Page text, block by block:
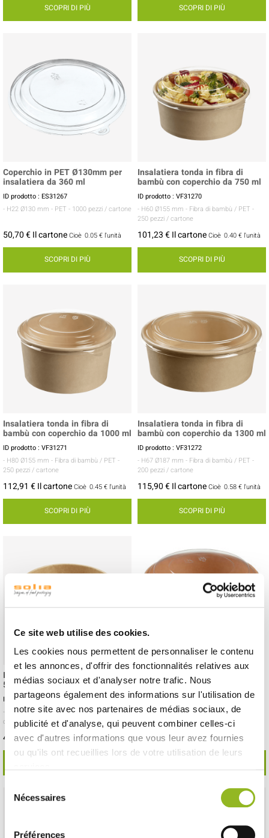
Ce site web utilise des cookies.
Les cookies nous permettent de personnaliser le contenu
et les annonces, d'offrir des fonctionnalités relatives aux
médias sociaux et d'analyser notre trafic. Nous
partageons également des informations sur l'utilisation de
notre site avec nos partenaires de médias sociaux, de
publicité et d'analyse, qui peuvent combiner celles-ci
avec d'autres informations que vous leur avez fournies
ou qu'ils ont recueillies lors de votre utilisation de leurs
Nécessaires
Préférences
SCOPRI DI PIÙ SCOPRI DI PIÙ
Coperchio in PET Ø130mm per
insalatiera da 360 ml
ID prodotto : ES31267
- H22 Ø130 mm - PET - 1000 pezzi / cartone
50,70 € Il cartoneCioè 0.05 € l'unità
SCOPRI DI PIÙ
Insalatiera tonda in fibra di
bambù con coperchio da 750 ml
ID prodotto : VF31270
- H60 Ø155 mm - Fibra di bambù / PET -
250 pezzi / cartone
101,23 € Il cartoneCioè 0.40 € l'unità
SCOPRI DI PIÙ
Insalatiera tonda in fibra di
bambù con coperchio da 1000 ml
ID prodotto : VF31271
- H80 Ø155 mm - Fibra di bambù / PET -
250 pezzi / cartone
112,91 € Il cartoneCioè 0.45 € l'unità
SCOPRI DI PIÙ
Insalatiera tonda in fibra di
bambù con coperchio da 1300 ml
ID prodotto : VF31272
- H67 Ø187 mm - Fibra di bambù / PET -
200 pezzi / cartone
115,90 € Il cartoneCioè 0.58 € l'unità
SCOPRI DI PIÙ
Insalatiera tonda Ecokraft da
500 ml
ID prodotto : ES31265
- H52 Ø155 mm- Cartone - 300 pezzi /
cartone
47,52 € Il cartoneCioè 0.16 €l'unità
Insalatiera tonda Ecokraft con
coperchio da 500 ml
ID prodotto : ES31266
- H52 Ø155 mm- Cartone / PET - 250 pezzi
/ cartone
77,78 € Il cartoneCioè 0.31 €l'unità